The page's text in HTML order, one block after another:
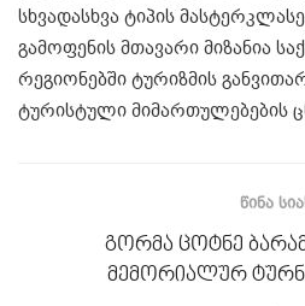
სხვადასხვა ტიპის
გამოფენის მთავარი მიზანია
რეგიონებში ტურიზმის
ტურისტული მიმართულებების
ᲬᲘᲜᲐ
გორმა ცოტნე
მემორიალურ